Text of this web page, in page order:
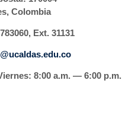
Colombia
Ext. 31131
8:00 a.m. — 6:00 p.m.